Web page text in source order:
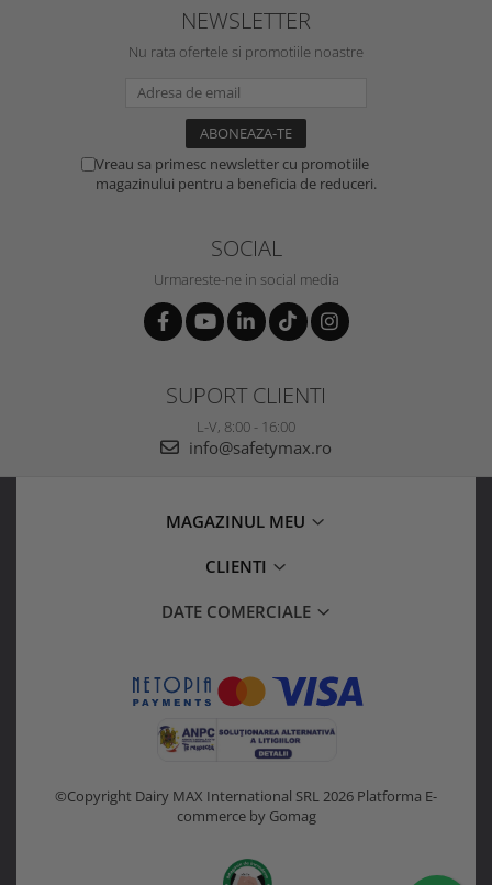
NEWSLETTER
Nu rata ofertele si promotiile noastre
Vreau sa primesc newsletter cu promotiile
magazinului pentru a beneficia de reduceri.
SOCIAL
Urmareste-ne in social media
SUPORT CLIENTI
L-V, 8:00 - 16:00
info@safetymax.ro
MAGAZINUL MEU
CLIENTI
DATE COMERCIALE
©Copyright Dairy MAX International SRL 2026 Platforma E-
commerce by Gomag